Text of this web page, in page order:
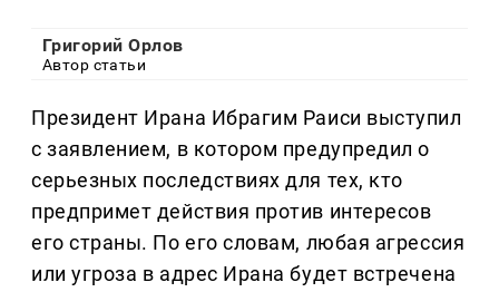
Григорий Орлов
Автор статьи
Президент Ирана Ибрагим Раиси выступил
с заявлением, в котором предупредил о
серьезных последствиях для тех, кто
предпримет действия против интересов
его страны. По его словам, любая агрессия
или угроза в адрес Ирана будет встречена